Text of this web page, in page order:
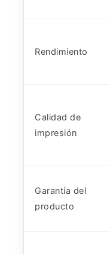
Rendimiento
Calidad de
impresión
Garantía del
producto